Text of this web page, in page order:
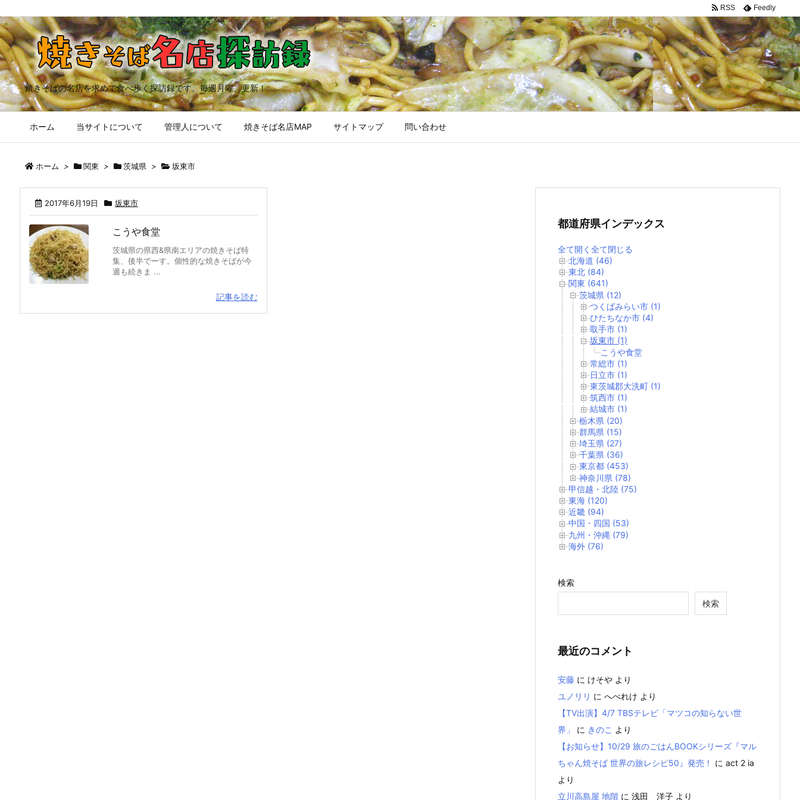
焼きそばの名店を求めて食べ歩く探訪録です。毎週月曜、更新！
ホーム 当サイトについて 管理人について 焼きそば名店MAP サイトマップ 問い合わせ
RSS Feedly
ホーム > 関東 > 茨城県 > 坂東市
2017年6月19日 坂東市
こうや食堂
茨城県の県西&県南エリアの焼きそば特
集、後半でーす。個性的な焼きそばが今
週も続きま ...
記事を読む
都道府県インデックス
全て開く 全て閉じる
北海道 (46)
東北 (84)
関東 (641)
茨城県 (12)
つくばみらい市 (1)
ひたちなか市 (4)
取手市 (1)
坂東市 (1)
こうや食堂
常総市 (1)
日立市 (1)
東茨城郡大洗町 (1)
筑西市 (1)
結城市 (1)
栃木県 (20)
群馬県 (15)
埼玉県 (27)
千葉県 (36)
東京都 (453)
神奈川県 (78)
甲信越・北陸 (75)
東海 (120)
近畿 (94)
中国・四国 (53)
九州・沖縄 (79)
海外 (76)
検索
検索
最近のコメント
安藤 に けそや より
ユノリリ に へべれけ より
【TV出演】4/7 TBSテレビ「マツコの知らない世
界」
に きのこ より
【お知らせ】10/29 旅のごはんBOOKシリーズ『マル
ちゃん焼そば 世界の旅レシピ50』発売！
に act 2 ia
より
立川高島屋 地階 に 浅田 洋子 より